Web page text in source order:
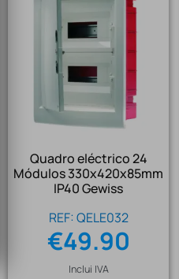
Quadro eléctrico 24
Módulos 330x420x85mm
IP40 Gewiss
REF: QELE032
€49.90
Inclui IVA